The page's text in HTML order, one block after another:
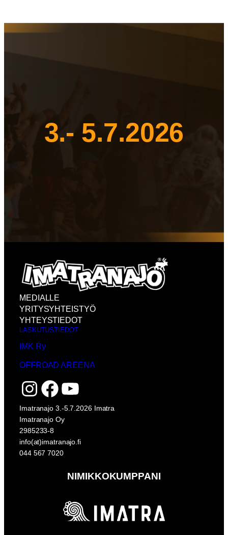
3.- 5.7.2026
MEDIALLE
YRITYSYHTEISTYÖ
YHTEYSTIEDOT
LASKUTUSTIEDOT
IMK Ry
OFFROAD AREENA
InstagramFacebook YouTube
Imatranajo 3.-5.7.2026 Imatra
Imatranajo Oy
2985233-8
info(at)imatranajo.fi
044 567 7020
NIMIKKOKUMPPANI